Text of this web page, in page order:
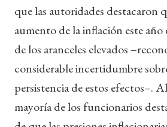
que las autoridades destacaron
aumento de la inflación este
de los aranceles elevados
considerable incertidumbre
persistencia de estos efectos–.
mayoría de los funcionarios